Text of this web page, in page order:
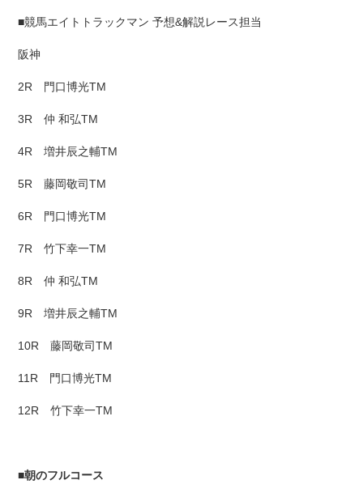
■競馬エイトトラックマン 予想&解説レース担当
阪神
2R 門口博光TM
3R 仲 和弘TM
4R 増井辰之輔TM
5R 藤岡敬司TM
6R 門口博光TM
7R 竹下幸一TM
8R 仲 和弘TM
9R 増井辰之輔TM
10R 藤岡敬司TM
11R 門口博光TM
12R 竹下幸一TM
■朝のフルコース